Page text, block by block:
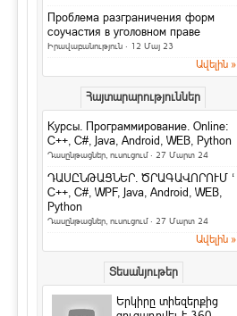
3 գաղտնիք, որոնք տղամարդիկ
երբեք չեն բարձրաձայնում
տվյալների մշակման
կենտրոնը կաշխատի
քամու...
Համացանց ·rafoaper777
Все женщины продажны /Б. Шоу
На русском / In english
6 պարզ միջոց՝ ամուսնությունը
երջանիկ դարձնելու համար
Երջանկությունն ափի մեջ
Խորհուրդներ
Հրաշք Աղջիկ
Проблема разграничения форм
соучастия в уголовном праве
Իրավաբանություն · 12 Մայ 23
Ավելին »
Հայտարարություններ
Курсы. Программирование. Online:
C++, C#, Java, Android, WEB, Python
Դասընթացներ, ուսուցում· 27 Մարտ 24
ԴԱՍԸՆԹԱՑՆԵՐ. ԾՐԱԳԱՎՈՐՈՒՄ ‘
C++, C#, WPF, Java, Android, WEB,
Python
Դասընթացներ, ուսուցում· 27 Մարտ 24
Ավելին »
Տեսանյութեր
Երկիրը տիեզերքից